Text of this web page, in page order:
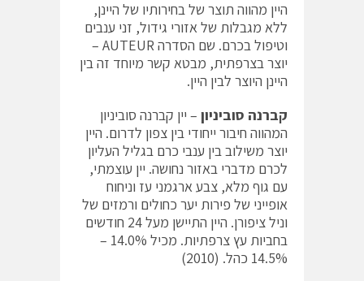
היין מהווה תוצר של בחירותיו של היינן,
ללא מגבלות של אזורי גידול, זני ענבים
וטיפול בכרם. שם הסדרה AUTEUR –
יוצר בצרפתית, מבטא קשר מיוחד זה בין
היינן היוצר לבין היין.
קברנה סוביניון – יין קברנה סוביניון
המהווה חיבור ייחודי בין צפון לדרום. היין
יוצר משילוב בין ענבי כרם בגליל העליון
לכרם מדברי באזור נחושה. יין עוצמתי,
עם גוף מלא, צבע ארגמני עז וניחוח
אופייני של פירות יער כחולים ורמזים של
וניל ציפורן. היין התיישן מעל 24 חודשים
בחביות עץ צרפתיות. מכיל 14.0% –
14.5% כהל. (2010)